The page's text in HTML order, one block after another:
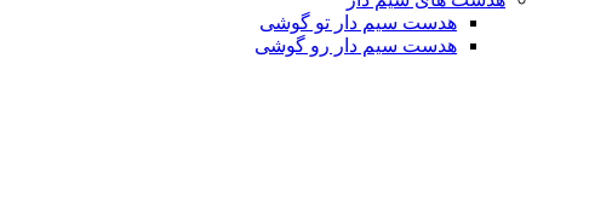
هدست سیم دار تو گوشی
هدست سیم دار رو گوشی